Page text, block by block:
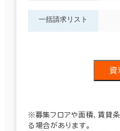
一括請求リスト
資
※募集フロアや面積、賃貸
る場合があります。